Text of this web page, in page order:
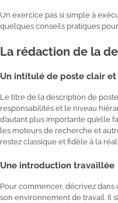
Un exercice pas si simple à
quelques conseils pratiques
La rédaction de la
Un intitulé de poste clair
Le titre de la description de
responsabilités et le niveau
d’autant plus importante qu’elle
les moteurs de recherche et
restez classique et fidèle à la
Une introduction travaillée
Pour commencer, décrivez
son environnement de travail. Il